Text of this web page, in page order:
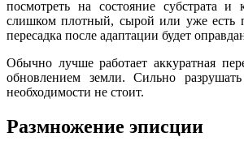
посмотреть на состояние субстрата и
слишком плотный, сырой или уже есть
пересадка после адаптации будет
Обычно лучше работает аккуратная
обновлением земли. Сильно
необходимости не стоит.
Размножение эписции